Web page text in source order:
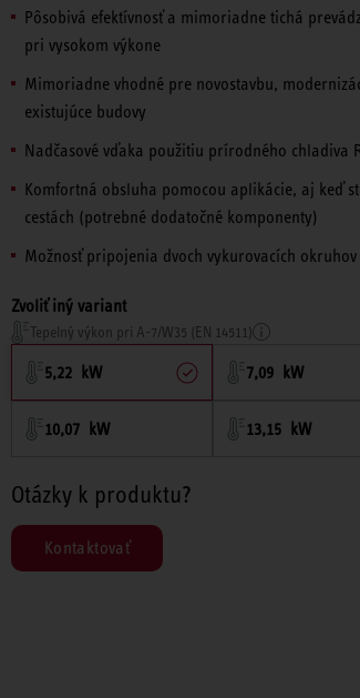
Pôsobivá efektívnosť a mimoriadne tichá
pri vysokom výkone
Mimoriadne vhodné pre novostavbu,
existujúce budovy
Nadčasové vďaka použitiu prírodného chladiva
Komfortná obsluha pomocou aplikácie, aj keď
cestách (potrebné dodatočné komponenty)
Možnosť pripojenia dvoch vykurovacích okruhov
Zvoliť iný variant
Tepelný výkon pri A-7/W35 (EN 14511)
5,22 kW 7,09 kW
10,07 kW 13,15 kW
Otázky k produktu?
Kontaktovať